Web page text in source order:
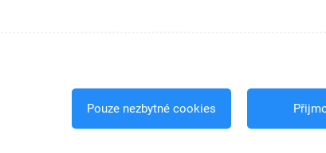
Pouze nezbytné cookies
pro jednoho účastníka a jsou uvedeny bez DPH. Změnit
původně objednanému termínu školení. Cena školení není
prezenčního školení menší než 3, resp. online školení menší